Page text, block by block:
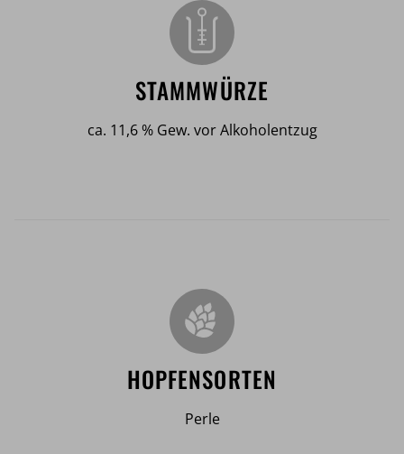
STAMMWÜRZE
ca. 11,6 % Gew. vor Alkoholentzug
HOPFENSORTEN
Perle